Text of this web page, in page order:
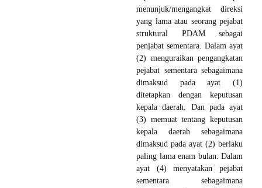
menunjuk/mengangkat direksi
yang lama atau seorang pejabat
struktural PDAM sebagai
penjabat sementara. Dalam ayat
(2) menguraikan pengangkatan
pejabat sementara sebagaimana
dimaksud pada ayat (1)
ditetapkan dengan keputusan
kepala daerah. Dan pada ayat
(3) memuat tentang keputusan
kepala daerah sebagaimana
dimaksud pada ayat (2) berlaku
paling lama enam bulan. Dalam
ayat (4) menyatakan pejabat
sementara sebagaimana